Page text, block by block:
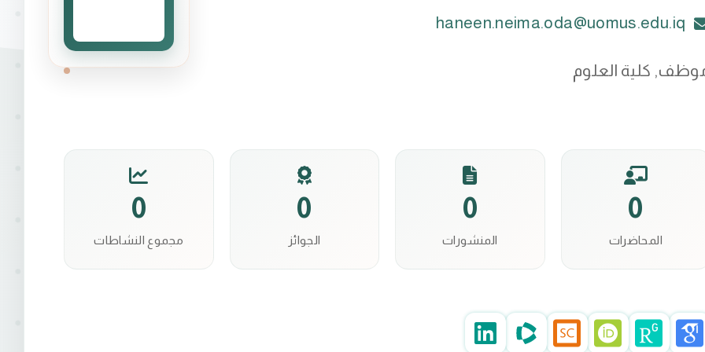
haneen.neima.oda@uomus.edu.iq
كلية العلوم
0
المحاضرات
0
المنشورات
0
الجوائز
0
مجموع النشاطات